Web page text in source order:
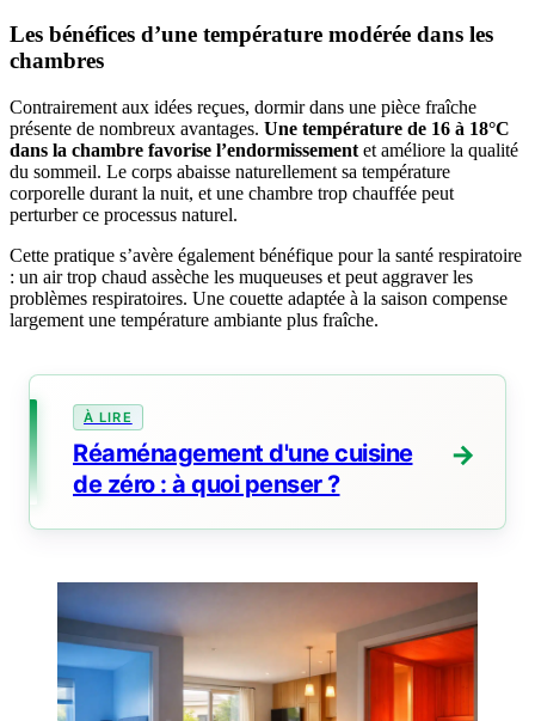
Les bénéfices d’une température modérée dans les
chambres
Contrairement aux idées reçues, dormir dans une pièce fraîche
présente de nombreux avantages. Une température de 16 à 18°C
dans la chambre favorise l’endormissement et améliore la qualité
du sommeil. Le corps abaisse naturellement sa température
corporelle durant la nuit, et une chambre trop chauffée peut
perturber ce processus naturel.
Cette pratique s’avère également bénéfique pour la santé respiratoire
: un air trop chaud assèche les muqueuses et peut aggraver les
problèmes respiratoires. Une couette adaptée à la saison compense
largement une température ambiante plus fraîche.
Réaménagement d'une cuisine
de zéro : à quoi penser ?